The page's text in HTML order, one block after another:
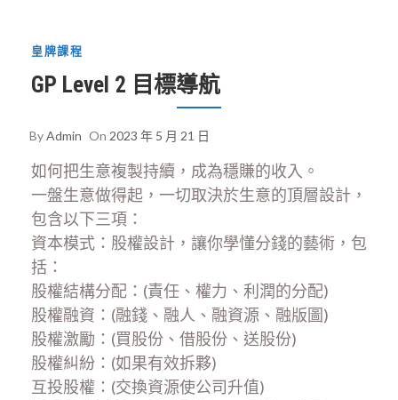
皇牌課程
GP Level 2 目標導航
ByAdmin On 2023 年 5 月 21 日
如何把生意複製持續，成為穩賺的收入。
一盤生意做得起，一切取決於生意的頂層設計，
包含以下三項：
資本模式：股權設計，讓你學懂分錢的藝術，包
括：
股權結構分配：(責任、權力、利潤的分配)
股權融資：(融錢、融人、融資源、融版圖)
股權激勵：(買股份、借股份、送股份)
股權糾紛：(如果有效拆夥)
互投股權：(交換資源使公司升值)